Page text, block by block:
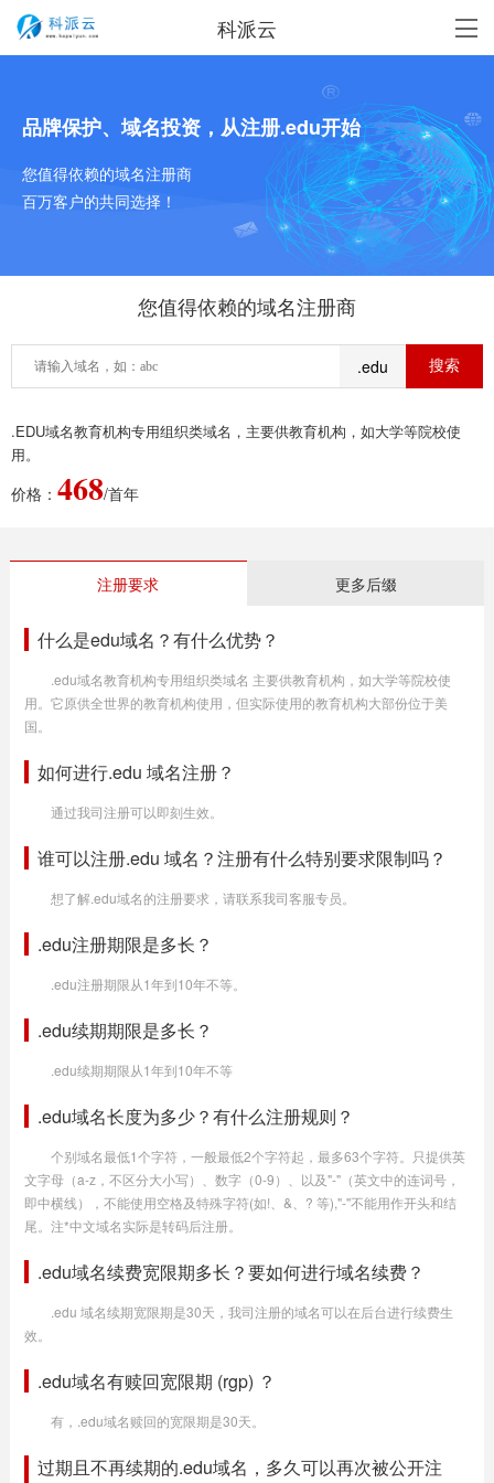
科派云
品牌保护、域名投资，从注册.edu开始
您值得依赖的域名注册商
百万客户的共同选择！
您值得依赖的域名注册商
.edu
.EDU域名教育机构专用组织类域名，主要供教育机构，如大学等院校使
用。
价格： 468/首年
注册要求 更多后缀
什么是edu域名？有什么优势？
.edu域名教育机构专用组织类域名 主要供教育机构，如大学等院校使
用。它原供全世界的教育机构使用，但实际使用的教育机构大部份位于美
国。
如何进行.edu 域名注册？
通过我司注册可以即刻生效。
谁可以注册.edu 域名？注册有什么特别要求限制吗？
想了解.edu域名的注册要求，请联系我司客服专员。
.edu注册期限是多长？
.edu注册期限从1年到10年不等。
.edu续期期限是多长？
.edu续期期限从1年到10年不等
.edu域名长度为多少？有什么注册规则？
个别域名最低1个字符，一般最低2个字符起，最多63个字符。只提供英
文字母（a-z，不区分大小写）、数字（0-9）、以及"-"（英文中的连词号，
即中横线），不能使用空格及特殊字符(如!、&、? 等),"-"不能用作开头和结
尾。注*中文域名实际是转码后注册。
.edu域名续费宽限期多长？要如何进行域名续费？
.edu 域名续期宽限期是30天，我司注册的域名可以在后台进行续费生
效。
.edu域名有赎回宽限期 (rgp) ？
有，.edu域名赎回的宽限期是30天。
过期且不再续期的.edu域名，多久可以再次被公开注